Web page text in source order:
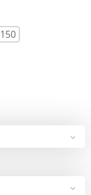
150